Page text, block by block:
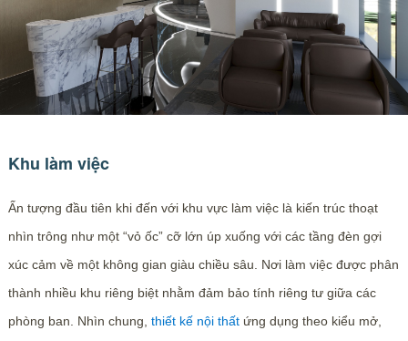
Khu làm việc
Ấn tượng đầu tiên khi đến với khu vực làm việc là kiến trúc thoạt
nhìn trông như một “vỏ ốc” cỡ lớn úp xuống với các tầng đèn gợi
xúc cảm về một không gian giàu chiều sâu. Nơi làm việc được phân
thành nhiều khu riêng biệt nhằm đảm bảo tính riêng tư giữa các
phòng ban. Nhìn chung, thiết kế nội thấtứng dụng theo kiểu mở,